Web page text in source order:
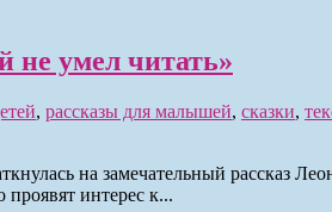
умел читать»
, рассказы для малышей, сказки,
на замечательный рассказ
проявят интерес к...